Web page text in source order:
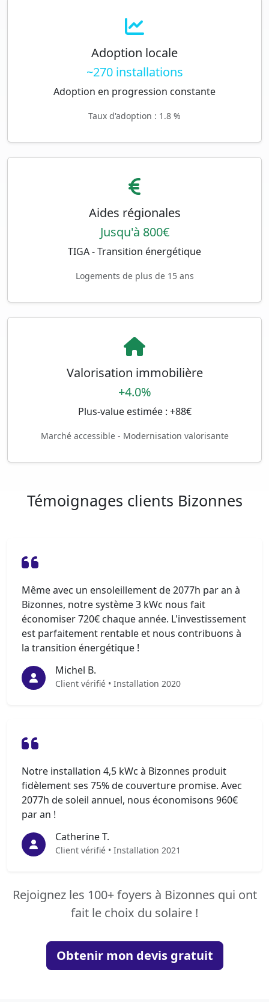
Adoption locale
~270 installations
Adoption en progression constante
Taux d'adoption : 1.8 %
Aides régionales
Jusqu'à 800€
TIGA - Transition énergétique
Logements de plus de 15 ans
Valorisation immobilière
+4.0%
Plus-value estimée : +88€
Marché accessible - Modernisation valorisante
Témoignages clients Bizonnes
Même avec un ensoleillement de 2077h par an à
Bizonnes, notre système 3 kWc nous fait
économiser 720€ chaque année. L'investissement
est parfaitement rentable et nous contribuons à
la transition énergétique !
Michel B.
Client vérifié • Installation 2020
Notre installation 4,5 kWc à Bizonnes produit
fidèlement ses 75% de couverture promise. Avec
2077h de soleil annuel, nous économisons 960€
par an !
Catherine T.
Client vérifié • Installation 2021
Rejoignez les 100+ foyers à Bizonnes qui ont
fait le choix du solaire !
Obtenir mon devis gratuit